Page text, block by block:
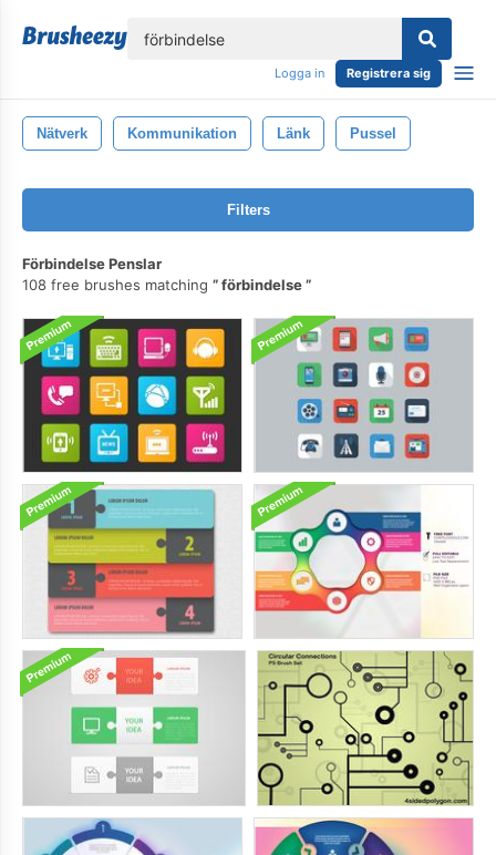
Logga in Registrera sig
Nätverk Kommunikation Länk Pussel
Filters
Förbindelse Penslar
108 free brushes matching
förbindelse